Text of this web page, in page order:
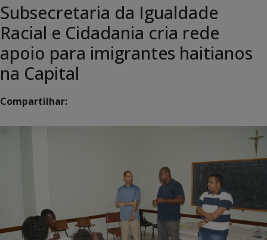
Subsecretaria da Igualdade
Racial e Cidadania cria rede
apoio para imigrantes haitianos
na Capital
Compartilhar: